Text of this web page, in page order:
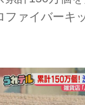
ファイバーキ